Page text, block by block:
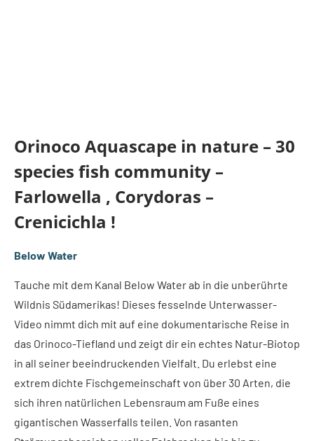
Orinoco Aquascape in nature – 30
species fish community –
Farlowella , Corydoras –
Crenicichla !
Below Water
Tauche mit dem Kanal Below Water ab in die unberührte
Wildnis Südamerikas! Dieses fesselnde Unterwasser-
Video nimmt dich mit auf eine dokumentarische Reise in
das Orinoco-Tiefland und zeigt dir ein echtes Natur-Biotop
in all seiner beeindruckenden Vielfalt. Du erlebst eine
extrem dichte Fischgemeinschaft von über 30 Arten, die
sich ihren natürlichen Lebensraum am Fuße eines
gigantischen Wasserfalls teilen. Von rasanten